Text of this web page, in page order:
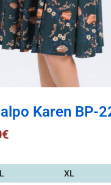
Karen BP-
€
L XL